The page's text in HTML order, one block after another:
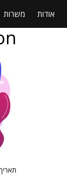
אודות משרות
תאריך: 22 בינואר